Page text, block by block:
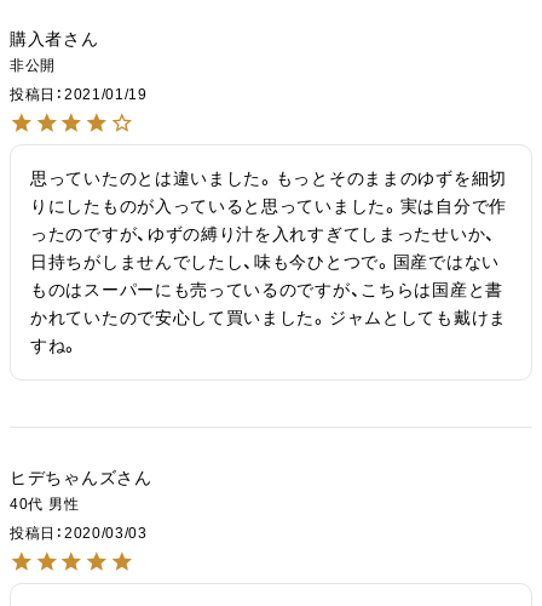
購入者
非公開
投稿日
2021/01/19
思っていたのとは違いました。もっとそのままのゆずを細切
りにしたものが入っていると思っていました。実は自分で作
ったのですが、ゆずの縛り汁を入れすぎてしまったせいか、
日持ちがしませんでしたし、味も今ひとつで。国産ではない
ものはスーパーにも売っているのですが、こちらは国産と書
かれていたので安心して買いました。ジャムとしても戴けま
すね。
ヒデちゃんズ
40代 男性
投稿日
2020/03/03